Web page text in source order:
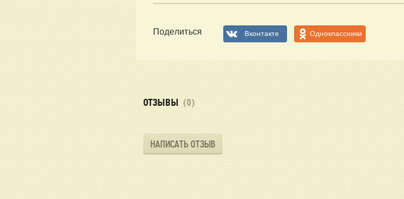
Поделиться Вконтакте Одноклассники
ОТЗЫВЫ (0)
НАПИСАТЬ ОТЗЫВ